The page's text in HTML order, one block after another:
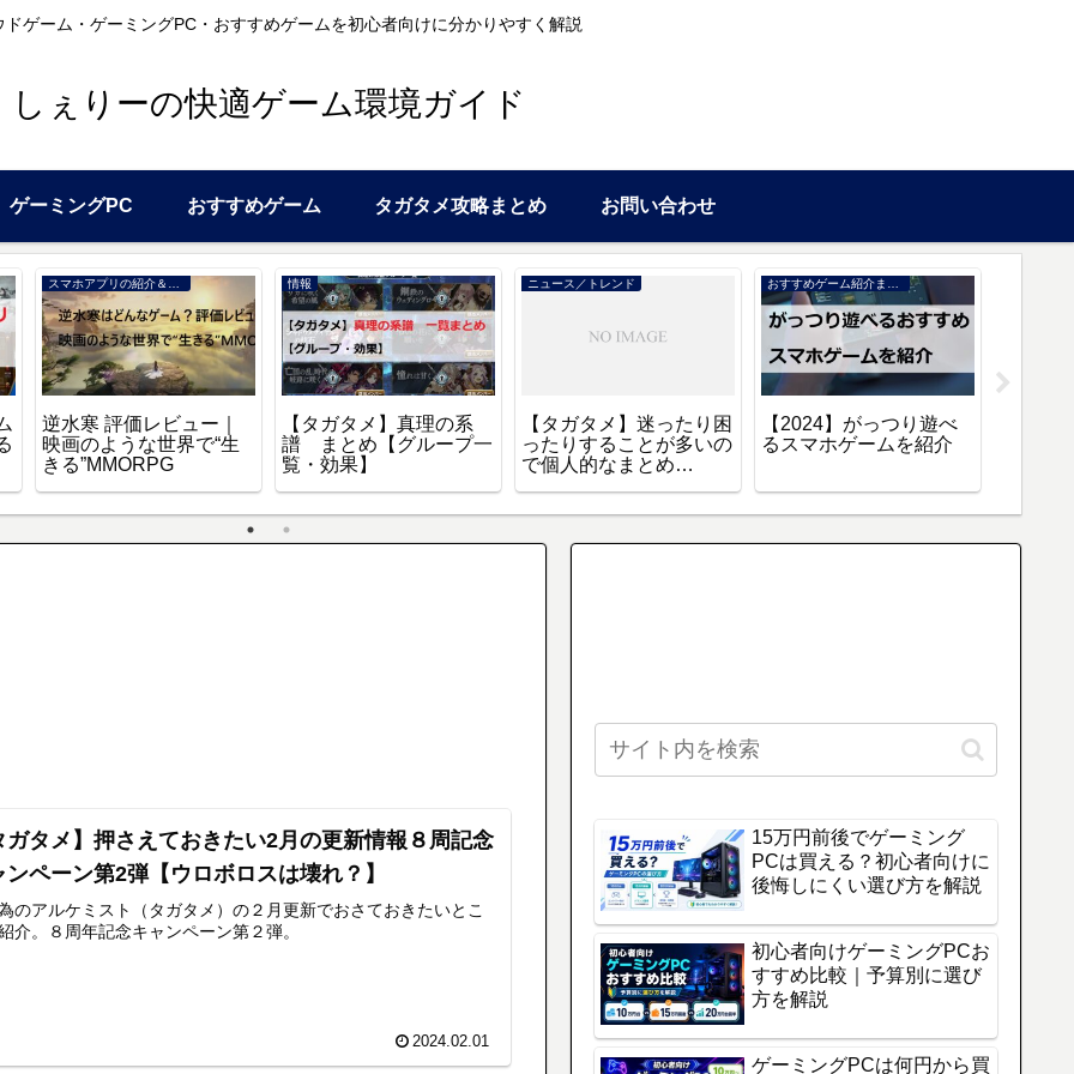
ドゲーム・ゲーミングPC・おすすめゲームを初心者向けに分かりやすく解説
しぇりーの快適ゲーム環境ガイド
ゲーミングPC おすすめゲーム タガタメ攻略まとめ お問い合わせ
スマホアプリの紹介＆レビュー
逆水寒 評価レビュー｜
映画のような世界で“生
きる”MMORPG
情報
【タガタメ】真理の系
譜 まとめ【グループ一
覧・効果】
ニュース／トレンド
【タガタメ】迷ったり困
ったりすることが多いの
で個人的なまとめ
おすすめゲーム紹介まとめ
【2024】がっつり遊べ
るスマホゲームを紹介
ガタメ】押さえておきたい2月の更新情報８周記念
ンペーン第2弾【ウロボロスは壊れ？】
のアルケミスト（タガタメ）の２月更新でおさておきたいとこ
介。８周年記念キャンペーン第２弾。
2024.02.01
15万円前後でゲーミング
PCは買える？初心者向けに
後悔しにくい選び方を解説
初心者向けゲーミングPCお
すすめ比較｜予算別に選び
方を解説
ゲーミングPCは何円から買